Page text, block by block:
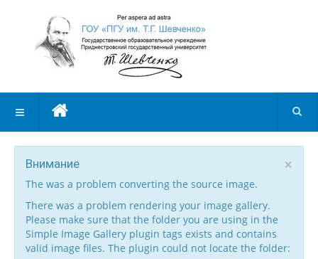
×
Внимание
The was a problem converting the source image.
There was a problem rendering your image gallery.
Please make sure that the folder you are using in the
Simple Image Gallery plugin tags exists and contains
valid image files. The plugin could not locate the folder: